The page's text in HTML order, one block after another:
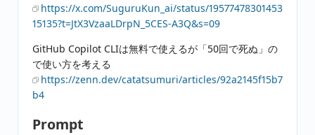
https://x.com/SuguruKun_ai/status/19577478301453
15135?t=JtX3VzaaLDrpN_5CES-A3Q&s=09
GitHub Copilot CLIは無料で使えるが「50回で死ぬ」の
で使い方を考える
https://zenn.dev/catatsumuri/articles/92a2145f15b7
b4
Prompt